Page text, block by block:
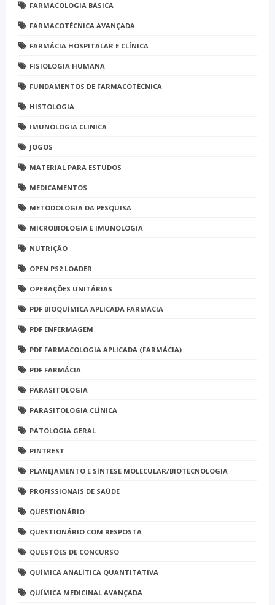
FARMACOLOGIA BÁSICA
FARMACOTÉCNICA AVANÇADA
FARMÁCIA HOSPITALAR E CLÍNICA
FISIOLOGIA HUMANA
FUNDAMENTOS DE FARMACOTÉCNICA
HISTOLOGIA
IMUNOLOGIA CLINICA
JOGOS
MATERIAL PARA ESTUDOS
MEDICAMENTOS
METODOLOGIA DA PESQUISA
MICROBIOLOGIA E IMUNOLOGIA
NUTRIÇÃO
OPEN PS2 LOADER
OPERAÇÕES UNITÁRIAS
PDF BIOQUÍMICA APLICADA FARMÁCIA
PDF ENFERMAGEM
PDF FARMACOLOGIA APLICADA (FARMÁCIA)
PDF FARMÁCIA
PARASITOLOGIA
PARASITOLOGIA CLÍNICA
PATOLOGIA GERAL
PINTREST
PLANEJAMENTO E SÍNTESE MOLECULAR/BIOTECNOLOGIA
PROFISSIONAIS DE SAÚDE
QUESTIONÁRIO
QUESTIONÁRIO COM RESPOSTA
QUESTÕES DE CONCURSO
QUÍMICA ANALÍTICA QUANTITATIVA
QUÍMICA MEDICINAL AVANÇADA